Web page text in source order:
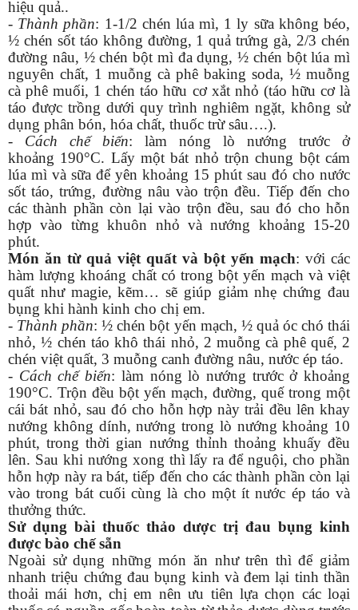
hiệu quả..
- Thành phần: 1-1/2 chén lúa mì, 1 ly sữa không béo,
½ chén sốt táo không đường, 1 quả trứng gà, 2/3 chén
đường nâu, ½ chén bột mì đa dụng, ½ chén bột lúa mì
nguyên chất, 1 muỗng cà phê baking soda, ½ muỗng
cà phê muối, 1 chén táo hữu cơ xắt nhỏ (táo hữu cơ là
táo được trồng dưới quy trình nghiêm ngặt, không sử
dụng phân bón, hóa chất, thuốc trừ sâu….).
- Cách chế biến: làm nóng lò nướng trước ở
khoảng 190°C. Lấy một bát nhỏ trộn chung bột cám
lúa mì và sữa để yên khoảng 15 phút sau đó cho nước
sốt táo, trứng, đường nâu vào trộn đều. Tiếp đến cho
các thành phần còn lại vào trộn đều, sau đó cho hỗn
hợp vào từng khuôn nhỏ và nướng khoảng 15-20
phút.
Món ăn từ quả việt quất và bột yến mạch: với các
hàm lượng khoáng chất có trong bột yến mạch và việt
quất như magie, kẽm… sẽ giúp giảm nhẹ chứng đau
bụng khi hành kinh cho chị em.
- Thành phần: ½ chén bột yến mạch, ½ quả óc chó thái
nhỏ, ½ chén táo khô thái nhỏ, 2 muỗng cà phê quế, 2
chén việt quất, 3 muỗng canh đường nâu, nước ép táo.
- Cách chế biến: làm nóng lò nướng trước ở khoảng
190°C. Trộn đều bột yến mạch, đường, quế trong một
cái bát nhỏ, sau đó cho hỗn hợp này trải đều lên khay
nướng không dính, nướng trong lò nướng khoảng 10
phút, trong thời gian nướng thỉnh thoảng khuấy đều
lên. Sau khi nướng xong thì lấy ra để nguội, cho phần
hỗn hợp này ra bát, tiếp đến cho các thành phần còn lại
vào trong bát cuối cùng là cho một ít nước ép táo và
thưởng thức.
Sử dụng bài thuốc thảo dược trị đau bụng kinh
được bào chế sẵn
Ngoài sử dụng những món ăn như trên thì để giảm
nhanh triệu chứng đau bụng kinh và đem lại tinh thần
thoải mái hơn, chị em nên ưu tiên lựa chọn các loại